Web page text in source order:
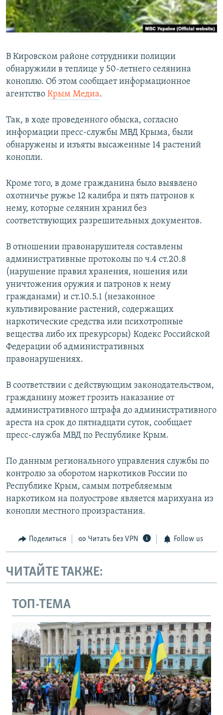
ПОБЕДИТЕЛЕЙ НЕ СУДЯТ?
КРЫМ.НЕПОКОРЕННЫЙ
УКРАИНСКАЯ ПРОБЛЕМА КРЫМА
ПРИСОЕДИНЯЙТЕСЬ!
Все сайты RFE/RL
В Кировском районе сотрудники полиции
обнаружили в теплице у 50-летнего селянина
коноплю. Об этом сообщает информационное
агентство Крым Медиа.
Так, в ходе проведенного обыска, согласно
информации пресс-службы МВД Крыма, были
обнаружены и изъяты высаженные 14 растений
конопли.
Кроме того, в доме гражданина было выявлено
охотничье ружье 12 калибра и пять патронов к
нему, которые селянин хранил без
соответствующих разрешительных документов.
В отношении правонарушителя составлены
административные протоколы по ч.4 ст.20.8
(нарушение правил хранения, ношения или
уничтожения оружия и патронов к нему
гражданами) и ст.10.5.1 (незаконное
культивирование растений, содержащих
наркотические средства или психотропные
вещества либо их прекурсоры) Кодекс Российской
Федерации об административных
правонарушениях.
В соответствии с действующим законодательством,
гражданину может грозить наказание от
административного штрафа до административного
ареста на срок до пятнадцати суток, сообщает
пресс-служба МВД по Республике Крым.
По данным регионального управления службы по
контролю за оборотом наркотиков России по
Республике Крым, самым потребляемым
наркотиком на полуострове является марихуана из
конопли местного произрастания.
Поделиться Читать без VPN Follow us
ЧИТАЙТЕ ТАКЖЕ:
ТОП-ТЕМА